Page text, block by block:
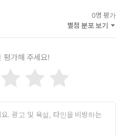
논의하는 것이다. 마가에 의해 주
이해하는 방법들 및 그 구절이 전
리는지를 제공한다. 마가의 보다
3:7~6:6a, 6:6b~8:21,
도 이들 각 단락의 처음에 논
는 단어들과 문구들을 논의하면서
희생하면서까지 문자적 번역을 제
리적 세부 항목들로 더 자세히 나
께 어떤 세부 항목들로 포함되지
0명 평가
별점 분포 보기
평가해 주세요!